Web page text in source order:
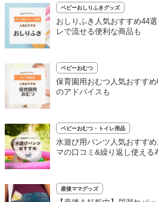
ベビーおしりふきグッズ
おしりふき人気おすすめ44
レで流せる便利な商品も
ベビーおむつ
保育園用おむつ人気おすす
のアドバイスも
ベビーおむつ・トイレ用品
水遊び用パンツ人気おすす
マの口コミ&繰り返し使える
産後ママグッズ